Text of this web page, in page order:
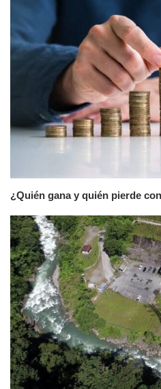
¿Quién gana y quién pierde